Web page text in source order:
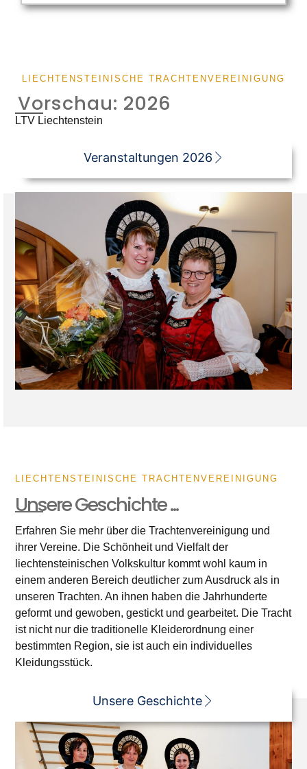
LIECHTENSTEINISCHE TRACHTENVEREINIGUNG
Vorschau: 2026
LTV Liechtenstein
Veranstaltungen 2026
LIECHTENSTEINISCHE TRACHTENVEREINIGUNG
Unsere Geschichte ...
Erfahren Sie mehr über die Trachtenvereinigung und
ihrer Vereine. Die Schönheit und Vielfalt der
liechtensteinischen Volkskultur kommt wohl kaum in
einem anderen Bereich deutlicher zum Ausdruck als in
unseren Trachten. An ihnen haben die Jahrhunderte
geformt und gewoben, gestickt und gearbeitet. Die Tracht
ist nicht nur die traditionelle Kleiderordnung einer
bestimmten Region, sie ist auch ein individuelles
Kleidungsstück.
Unsere Geschichte